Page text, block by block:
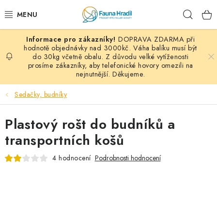
na
PAPOUŠCI A EXOTI
ZRNINY A OBILOVINY
MDM KRMIVA
BLOG
KONTAKT
DOPRAVA ZDARMA při
hodnotě objednávky nad 3000kč. Váha balíku musí být
do 30kg včetně obalu. Z důvodu velké vytíženosti
prosíme zákazníky, aby telefonické hovory omezili na
nejnutnější. Děkujeme.
Sedačky, budníky
Plastový rošt do budníků a
transportních košů
4 hodnocení Podrobnosti hodnocení